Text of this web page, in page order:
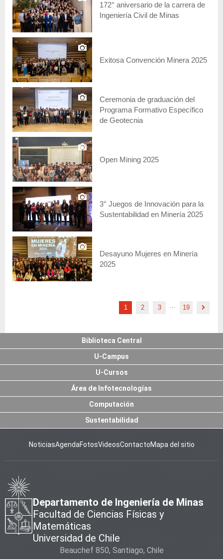
172° aniversario de la carrera de
Ingeniería Civil de Minas
Exitosa Convención Minera 2025
Ceremonia de graduación del
Programa Formativo Específico
de Geotecnia
Open Mining 2025
3° Juegos de Innovación para la
Sustentabilidad en Minería 2025
Desayuno Mujeres en Minería
2025
1 2 3 ... 19
Biblioteca Central
U-Campus
U-Cursos
Área de Infotecnologías
Computación
Sustentabilidad
NoticiasAgendaFotosVideosContactoMapa del sitio
Departamento de Ingeniería de Minas
Facultad de Ciencias Físicas y
Matemáticas
Universidad de Chile
Beauchef 850, Santiago, Chile